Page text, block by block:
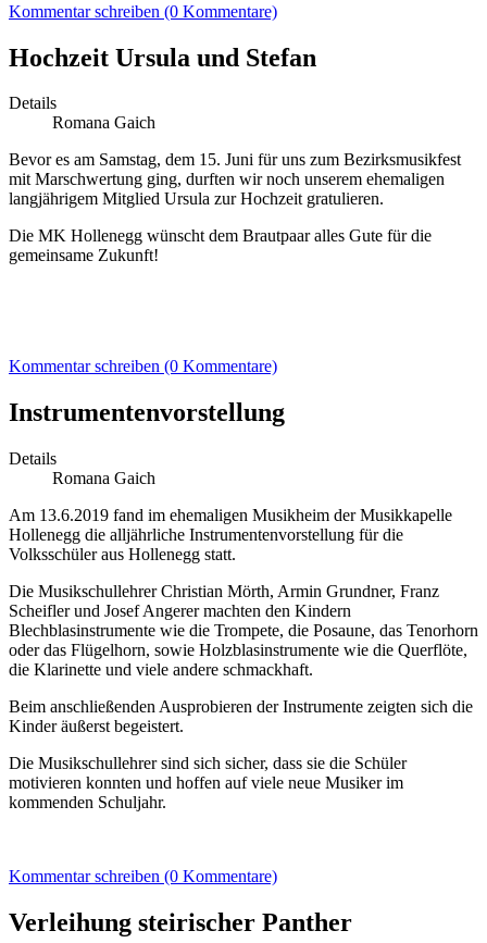
Kommentar schreiben (0 Kommentare)
Hochzeit Ursula und Stefan
Details
Romana Gaich
Bevor es am Samstag, dem 15. Juni für uns zum Bezirksmusikfest
mit Marschwertung ging, durften wir noch unserem ehemaligen
langjährigem Mitglied Ursula zur Hochzeit gratulieren.
Die MK Hollenegg wünscht dem Brautpaar alles Gute für die
gemeinsame Zukunft!
Kommentar schreiben (0 Kommentare)
Instrumentenvorstellung
Details
Romana Gaich
Am 13.6.2019 fand im ehemaligen Musikheim der Musikkapelle
Hollenegg die alljährliche Instrumentenvorstellung für die
Volksschüler aus Hollenegg statt.
Die Musikschullehrer Christian Mörth, Armin Grundner, Franz
Scheifler und Josef Angerer machten den Kindern
Blechblasinstrumente wie die Trompete, die Posaune, das Tenorhorn
oder das Flügelhorn, sowie Holzblasinstrumente wie die Querflöte,
die Klarinette und viele andere schmackhaft.
Beim anschließenden Ausprobieren der Instrumente zeigten sich die
Kinder äußerst begeistert.
Die Musikschullehrer sind sich sicher, dass sie die Schüler
motivieren konnten und hoffen auf viele neue Musiker im
kommenden Schuljahr.
Kommentar schreiben (0 Kommentare)
Verleihung steirischer Panther